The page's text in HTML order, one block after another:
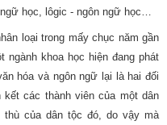
học, lôgic - ngôn ngữ học…
loại trong mấy chục năm gần
khoa học hiện đang phát
hóa và ngôn ngữ lại là hai đối
các thành viên của một dân
của dân tộc đó, do vậy mà